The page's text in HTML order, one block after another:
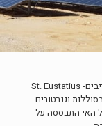
מערכת היברידית של SMA הוקמה באחד האיים הקריבים- St. Eustatius
וגנרטורים
האי התבססה על